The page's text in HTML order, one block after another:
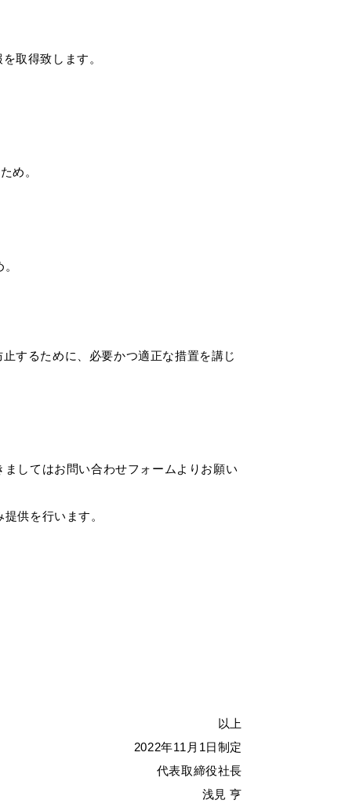
取得致します。
め。
するために、必要かつ適正な措置を講じ
してはお問い合わせフォームよりお願い
供を行います。
以上
2022年11月1日制定
代表取締役社長
浅⾒ 亨